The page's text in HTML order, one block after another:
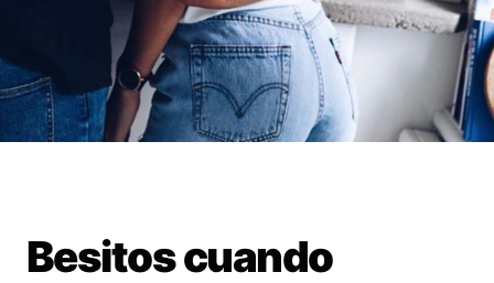
Besitos cuando